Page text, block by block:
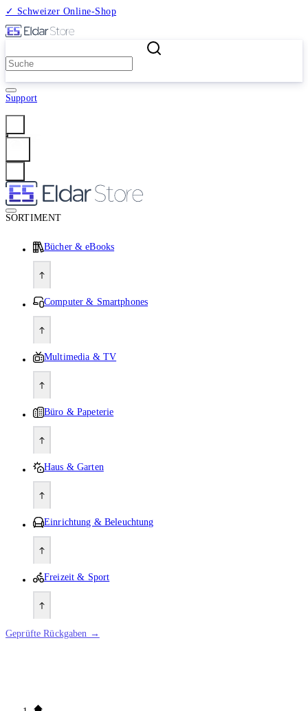
✓ Schweizer Online-Shop
Support
SORTIMENT
Bücher & eBooks
Computer & Smartphones
Multimedia & TV
Büro & Papeterie
Haus & Garten
Einrichtung & Beleuchtung
Freizeit & Sport
Geprüfte Rückgaben →